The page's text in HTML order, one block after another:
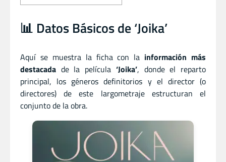
📊 Datos Básicos de ‘Joika’
Aquí se muestra la ficha con la información más
destacada de la película ‘Joika’, donde el reparto
principal, los géneros definitorios y el director (o
directores) de este largometraje estructuran el
conjunto de la obra.